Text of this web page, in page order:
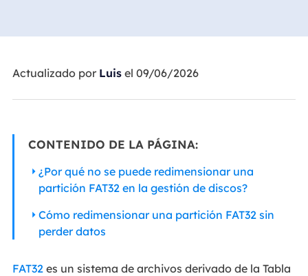
Actualizado por Luisel 09/06/2026
CONTENIDO DE LA PÁGINA:
¿Por qué no se puede redimensionar una
partición FAT32 en la gestión de discos?
Cómo redimensionar una partición FAT32 sin
perder datos
FAT32es un sistema de archivos derivado de la Tabla